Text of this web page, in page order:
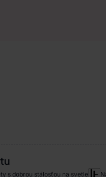
s dobrou stálosťou na svetle